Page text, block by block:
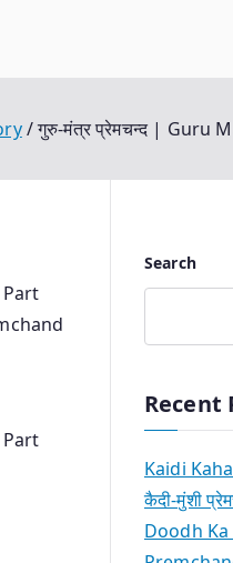
गुरु-मंत्र प्रेमचन्द | Guru
Search
Recent
Kaidi
कैदी-मुंशी
Doodh